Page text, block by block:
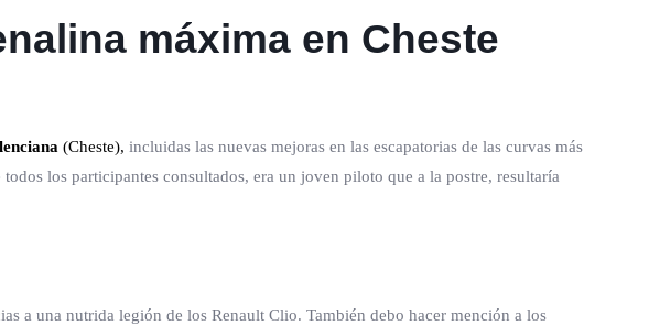
máxima en Cheste
(Cheste), incluidas las nuevas mejoras en las escapatorias de las curvas más
los participantes consultados, era un joven piloto que a la postre, resultaría
a una nutrida legión de los Renault Clio. También debo hacer mención a los